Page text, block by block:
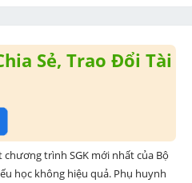
Sẻ, Trao Đổi Tài
chương trình SGK mới nhất của Bộ
học không hiệu quả. Phụ huynh